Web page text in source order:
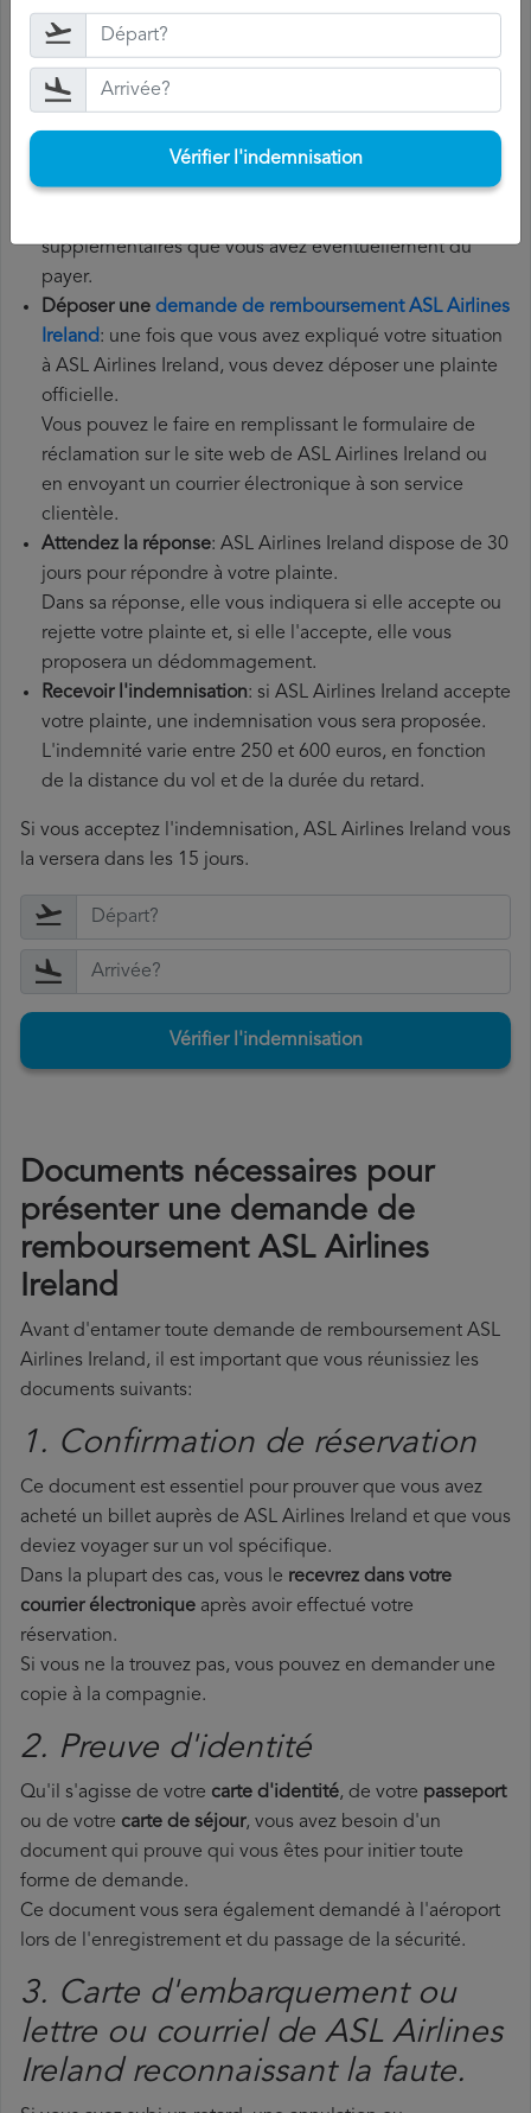
Rassemblez tous les documents
déposer une demande de remboursement ASL Airlines
Ireland, vous aurez besoin de votre numéro de vol, de
la date de départ, de l'aéroport d'origine et de
l'aéroport de destination. Il est également recommandé
de conserver tous les documents relatifs au vol, tels que
supplémentaires que vous avez éventuellement dû
payer.
Déposer une demande de remboursement ASL Airlines
Ireland: une fois que vous avez expliqué votre situation
à ASL Airlines Ireland, vous devez déposer une plainte
officielle.
Vous pouvez le faire en remplissant le formulaire de
réclamation sur le site web de ASL Airlines Ireland ou
en envoyant un courrier électronique à son service
clientèle.
Attendez la réponse: ASL Airlines Ireland dispose de 30
jours pour répondre à votre plainte.
Dans sa réponse, elle vous indiquera si elle accepte ou
rejette votre plainte et, si elle l'accepte, elle vous
proposera un dédommagement.
Recevoir l'indemnisation: si ASL Airlines Ireland accepte
votre plainte, une indemnisation vous sera proposée.
L'indemnité varie entre 250 et 600 euros, en fonction
de la distance du vol et de la durée du retard.
Si vous acceptez l'indemnisation, ASL Airlines Ireland vous
la versera dans les 15 jours.
Vérifier l'indemnisation
Documents nécessaires pour
présenter une demande de
remboursement ASL Airlines
Ireland
Avant d'entamer toute demande de remboursement ASL
Airlines Ireland, il est important que vous réunissiez les
documents suivants:
1. Confirmation de réservation
Ce document est essentiel pour prouver que vous avez
acheté un billet auprès de ASL Airlines Ireland et que vous
deviez voyager sur un vol spécifique.
Dans la plupart des cas, vous le recevrez dans votre
courrier électronique après avoir effectué votre
réservation.
Si vous ne la trouvez pas, vous pouvez en demander une
copie à la compagnie.
2. Preuve d'identité
Qu'il s'agisse de votre carte d'identité, de votre passeport
ou de votre carte de séjour, vous avez besoin d'un
document qui prouve qui vous êtes pour initier toute
forme de demande.
Ce document vous sera également demandé à l'aéroport
lors de l'enregistrement et du passage de la sécurité.
3. Carte d'embarquement ou
lettre ou courriel de ASL Airlines
Ireland reconnaissant la faute.
Vérifier l'indemnisation